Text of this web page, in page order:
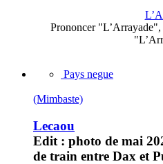
Prononcer
Pays negue
(Mimbaste)
Lecaou
Edit : photo de mai
de train entre Dax et